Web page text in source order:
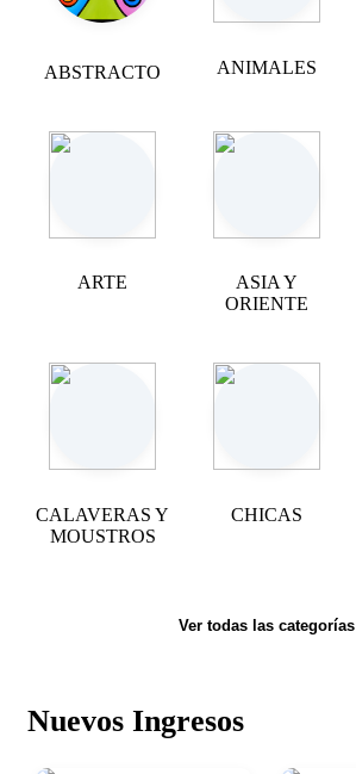
ABSTRACTO ANIMALES
ARTE
ASIA Y
ORIENTE
CALAVERAS Y
MOUSTROS
CHICAS
Ver todas las categorías
Nuevos Ingresos